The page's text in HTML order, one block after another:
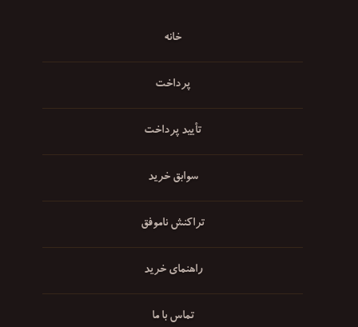
خانه
پرداخت
تأیید پرداخت
سوابق خرید
تراکنش ناموفق
راهنمای خرید
تماس با ما